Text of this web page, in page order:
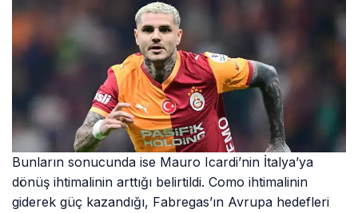
Bunların sonucunda ise Mauro Icardi’nin İtalya’ya
dönüş ihtimalinin arttığı belirtildi. Como ihtimalinin
giderek güç kazandığı, Fabregas’ın Avrupa hedefleri